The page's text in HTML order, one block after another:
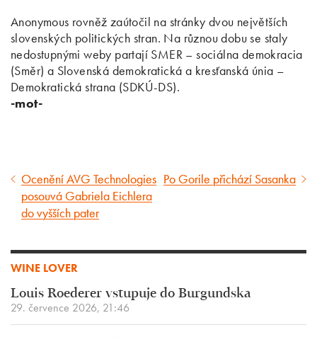
Anonymous rovněž zaútočil na stránky dvou největších
slovenských politických stran. Na různou dobu se staly
nedostupnými weby partají SMER – sociálna demokracia
(Směr) a Slovenská demokratická a kresťanská únia –
Demokratická strana (SDKÚ-DS).
-mot-
Předcházející
článek
Ocenění AVG Technologies
posouvá Gabriela Eichlera
do vyšších pater
Následující
Po Gorile přichází Sasanka
WINE LOVER
Louis Roederer vstupuje do Burgundska
29. července 2026, 21:46